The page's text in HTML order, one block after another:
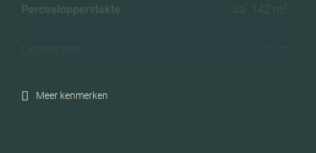
Perceeloppervlakte ca. 142 m 2
Energielabel
Meer kenmerken